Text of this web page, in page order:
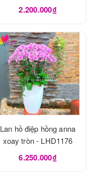
2.200.000₫
Lan hồ điệp hồng anna
xoay tròn - LHD1176
6.250.000₫